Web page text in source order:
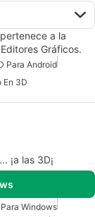
a la
Gráficos.
Para Android
En 3D
¡a las 3D¡
Windows